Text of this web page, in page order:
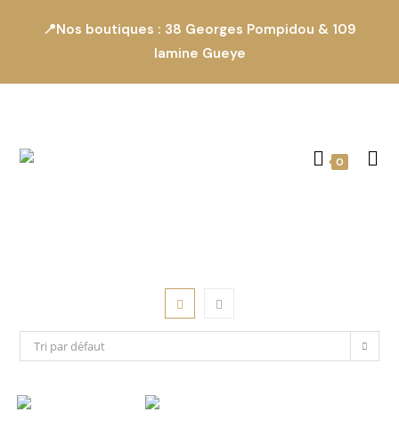
📍Nos boutiques : 38 Georges Pompidou & 109
lamine Gueye
0
Tri par défaut